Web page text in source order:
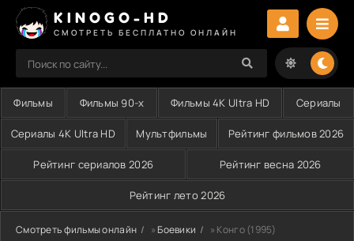
KINOGO-HD
СМОТРЕТЬ БЕСПЛАТНО ОНЛАЙН
Фильмы Фильмы 90-х Фильмы 4K Ultra HD Сериалы
Сериалы 4K Ultra HD Мультфильмы Рейтинг фильмов 2026
Рейтинг сериалов 2026 Рейтинг весна 2026
Рейтинг лето 2026
Смотреть фильмы онлайн »Боевики » Конго (1995)